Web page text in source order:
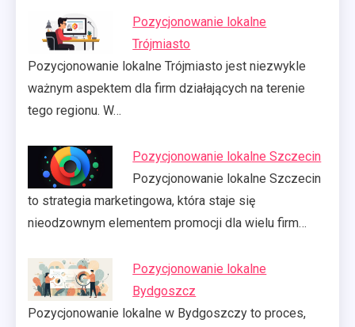
Pozycjonowanie lokalne
Trójmiasto
Pozycjonowanie lokalne Trójmiasto jest niezwykle
ważnym aspektem dla firm działających na terenie
tego regionu. W…
Pozycjonowanie lokalne Szczecin
Pozycjonowanie lokalne Szczecin
to strategia marketingowa, która staje się
nieodzownym elementem promocji dla wielu firm…
Pozycjonowanie lokalne
Bydgoszcz
Pozycjonowanie lokalne w Bydgoszczy to proces,